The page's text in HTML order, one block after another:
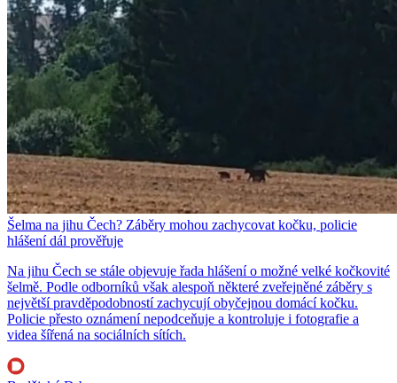
Šelma na jihu Čech? Záběry mohou zachycovat kočku, policie
hlášení dál prověřuje
Na jihu Čech se stále objevuje řada hlášení o možné velké kočkovité
šelmě. Podle odborníků však alespoň některé zveřejněné záběry s
největší pravděpodobností zachycují obyčejnou domácí kočku.
Policie přesto oznámení nepodceňuje a kontroluje i fotografie a
videa šířená na sociálních sítích.